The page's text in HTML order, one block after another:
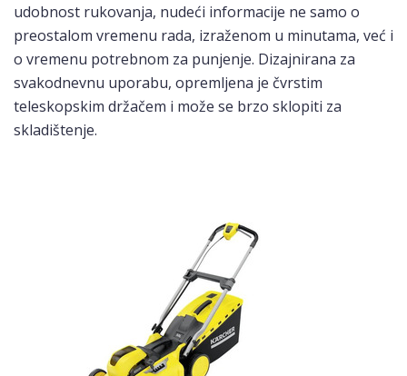
udobnost rukovanja, nudeći informacije ne samo o
preostalom vremenu rada, izraženom u minutama, već i
o vremenu potrebnom za punjenje. Dizajnirana za
svakodnevnu uporabu, opremljena je čvrstim
teleskopskim držačem i može se brzo sklopiti za
skladištenje.